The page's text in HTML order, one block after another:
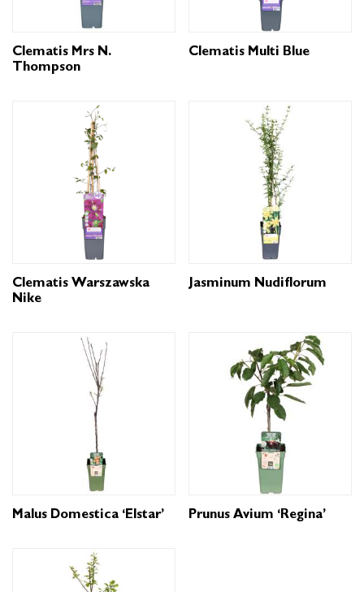
Clematis Mrs N.
Thompson
Clematis Multi Blue
Clematis Warszawska
Nike
Jasminum Nudiflorum
Malus Domestica ‘Elstar’ Prunus Avium ‘Regina’